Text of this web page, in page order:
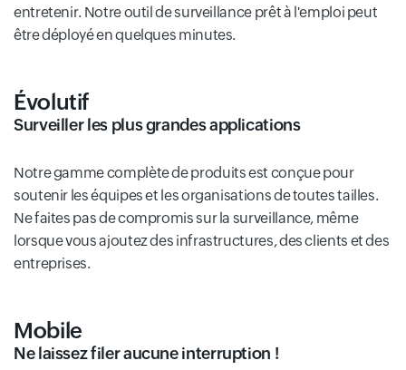
entretenir. Notre outil de surveillance prêt à l'emploi peut
être déployé en quelques minutes.
Évolutif
Surveiller les plus grandes applications
Notre gamme complète de produits est conçue pour
soutenir les équipes et les organisations de toutes tailles.
Ne faites pas de compromis sur la surveillance, même
lorsque vous ajoutez des infrastructures, des clients et des
entreprises.
Mobile
Ne laissez filer aucune interruption !